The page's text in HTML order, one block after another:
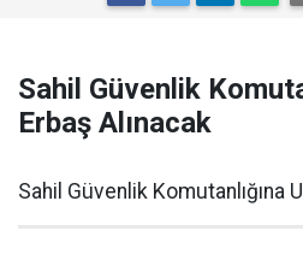
Sahil Güvenlik
Erbaş Alınacak
Sahil Güvenlik Komutanlığına